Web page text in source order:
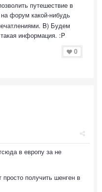
путешествие в
форум какой-нибудь
B) Будем
информация. :P
0
в европу за не
получить шенген в